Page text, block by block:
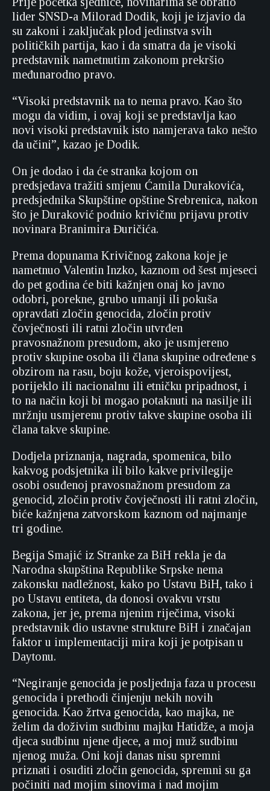
lider SNSD-a Milorad Dodik, koji je izjavio da
su zakoni i zaključak plod jedinstva svih
političkih partija, kao i da smatra da je visoki
predstavnik nametnutim zakonom prekršio
međunarodno pravo.
“Visoki predstavnik na to nema pravo. Kao što
mogu da vidim, i ovaj koji se predstavlja kao
novi visoki predstavnik isto namjerava tako nešto
da učini”, kazao je Dodik.
On je dodao i da će stranka kojom on
predsjedava tražiti smjenu Ćamila Durakovića,
predsjednika Skupštine opštine Srebrenica, nakon
što je Duraković podnio krivičnu prijavu protiv
novinara Branimira Đuričića.
Prema dopunama Krivičnog zakona koje je
nametnuo Valentin Inzko, kaznom od šest mjeseci
do pet godina će biti kažnjen onaj ko javno
odobri, porekne, grubo umanji ili pokuša
opravdati zločin genocida, zločin protiv
čovječnosti ili ratni zločin utvrđen
pravosnažnom presudom, ako je usmjereno
protiv skupine osoba ili člana skupine određene s
obzirom na rasu, boju kože, vjeroispovijest,
porijeklo ili nacionalnu ili etničku pripadnost, i
to na način koji bi mogao potaknuti na nasilje ili
mržnju usmjerenu protiv takve skupine osoba ili
člana takve skupine.
Dodjela priznanja, nagrada, spomenica, bilo
kakvog podsjetnika ili bilo kakve privilegije
osobi osuđenoj pravosnažnom presudom za
genocid, zločin protiv čovječnosti ili ratni zločin,
biće kažnjena zatvorskom kaznom od najmanje
tri godine.
Begija Smajić iz Stranke za BiH rekla je da
Narodna skupština Republike Srpske nema
zakonsku nadležnost, kako po Ustavu BiH, tako i
po Ustavu entiteta, da donosi ovakvu vrstu
zakona, jer je, prema njenim riječima, visoki
predstavnik dio ustavne strukture BiH i značajan
faktor u implementaciji mira koji je potpisan u
Daytonu.
“Negiranje genocida je posljednja faza u procesu
genocida i prethodi činjenju nekih novih
genocida. Kao žrtva genocida, kao majka, ne
želim da doživim sudbinu majku Hatidže, a moja
djeca sudbinu njene djece, a moj muž sudbinu
njenog muža. Oni koji danas nisu spremni
priznati i osuditi zločin genocida, spremni su ga
počiniti nad mojim sinovima i nad mojim